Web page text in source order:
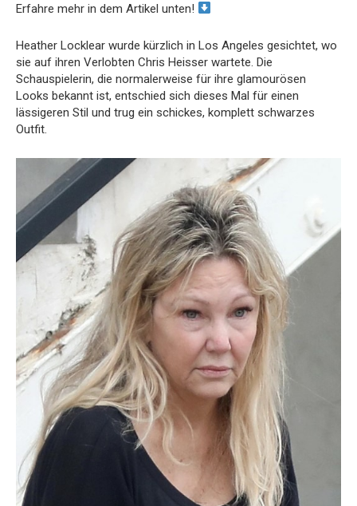
Erfahre mehr in dem Artikel unten!
Heather Locklear wurde kürzlich in Los Angeles gesichtet, wo
sie auf ihren Verlobten Chris Heisser wartete. Die
Schauspielerin, die normalerweise für ihre glamourösen
Looks bekannt ist, entschied sich dieses Mal für einen
lässigeren Stil und trug ein schickes, komplett schwarzes
Outfit.